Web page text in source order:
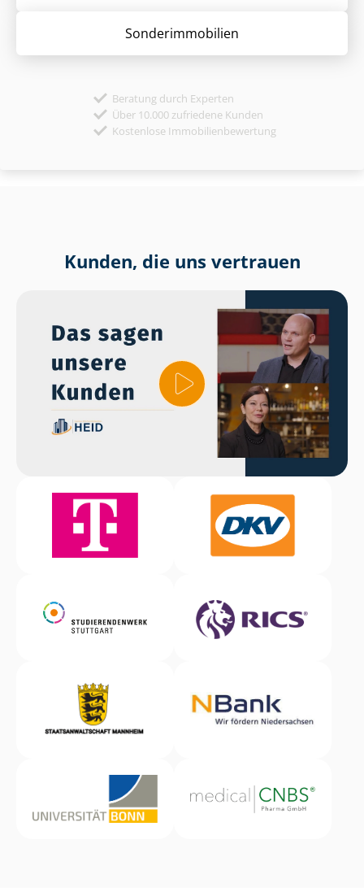
Sonder­immobilien
Beratung durch Experten
Über 10.000 zufriedene Kunden
Kostenlose Immobilienbewertung
Kunden, die uns vertrauen